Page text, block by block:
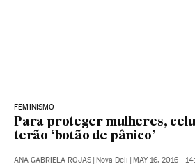
FEMINISMO
Para proteger mulheres,
terão ‘botão de pânico’
ANA GABRIELA ROJAS Nova Deli MAY 16, 2016 -